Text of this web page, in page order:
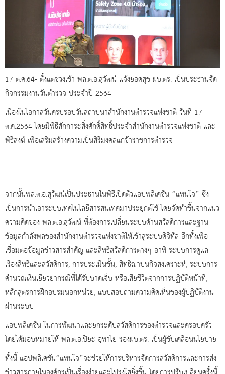
17 ต.ค.64- ตั้งแต่ช่วงเช้า พล.ต.อ.สุวัฒน์ แจ้งยอดสุข ผบ.ตร. เป็นประธานจัด
กิจกรรมงานวันตำรวจ ประจำปี 2564
เนื่องในโอกาสวันครบรอบวันสถาปนาสำนักงานตำรวจแห่งชาติ วันที่ 17
ต.ค.2564 โดยมีพิธีสักการะสิ่งศักดิ์สิทธิ์ประจำสำนักงานตำรวจแห่งชาติ และ
พิธีสงฆ์ เพื่อเสริมสร้างความเป็นสิริมงคลแก่ข้าราชการตำรวจ
จากนั้นพล.ต.อ.สุวัฒน์เป็นประธานในพิธีเปิดตัวแอปพลิเคชัน “แทนใจ” ซึ่ง
เป็นการนำเอาระบบเทคโนโลยีสารสนเทศมาประยุกต์ใช้ โดยจัดทำขึ้นจากแนว
ความคิดของ พล.ต.อ.สุวัฒน์ ที่ต้องการเปลี่ยนระบบด้านสวัสดิการและฐาน
ข้อมูลกำลังพลของสำนักงานตำรวจแห่งชาติให้เข้าสู่ระบบดิจิทัล อีกทั้งเพื่อ
เชื่อมต่อข้อมูลข่าวสารสำคัญ และสิทธิสวัสดิการต่างๆ อาทิ ระบบการดูแล
เรื่องสิทธิและสวัสดิการ, การประเมินขั้น,สิทธิฌาปนกิจสงเคราะห์,ระบบการ
คำนวณเงินเยียวยากรณีที่ได้รับบาดเจ็บ หรือเสียชีวิตจากการปฏิบัติหน้าที่,
หลักสูตรการฝึกอบรมนอกหน่วย, แบบสอบถามความคิดเห็นของผู้ปฏิบัติงาน
ผ่านระบบ
แอปพลิเคชัน ในการพัฒนาและยกระดับสวัสดิการของตำรวจและครอบครัว
โดยได้มอบหมายให้ พล.ต.อ.ปิยะ อุทาโย รองผบ.ตร. เป็นผู้ขับเคลื่อนนโยบาย
ทั้งนี้ แอปพลิเคชัน“แทนใจ”จะช่วยให้การบริหารจัดการสวัสดิการและการส่ง